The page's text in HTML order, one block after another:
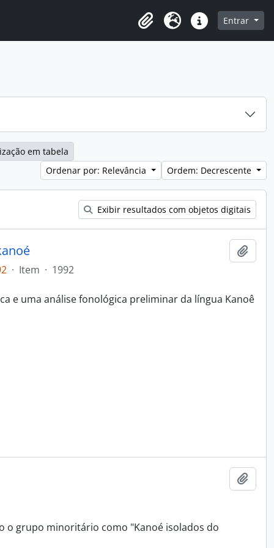
Área de Transferência
Idioma Atalhos Entrar
em tabela
Ordenar por: Relevância
Ordem: Decrescente
Exibir resultados com objetos digitais
· Item · 1992
e uma análise fonológica preliminar da língua Kanoê
o grupo minoritário como "Kanoé isolados do